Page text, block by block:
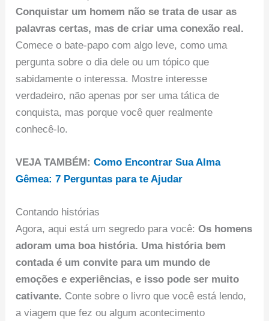
Conquistar um homem não se trata de usar as
palavras certas, mas de criar uma conexão real.
Comece o bate-papo com algo leve, como uma
pergunta sobre o dia dele ou um tópico que
sabidamente o interessa. Mostre interesse
verdadeiro, não apenas por ser uma tática de
conquista, mas porque você quer realmente
conhecê-lo.
VEJA TAMBÉM:Como Encontrar Sua Alma
Gêmea: 7 Perguntas para te Ajudar
Contando histórias
Agora, aqui está um segredo para você:Os homens
adoram uma boa história. Uma história bem
contada é um convite para um mundo de
emoções e experiências, e isso pode ser muito
cativante. Conte sobre o livro que você está lendo,
a viagem que fez ou algum acontecimento